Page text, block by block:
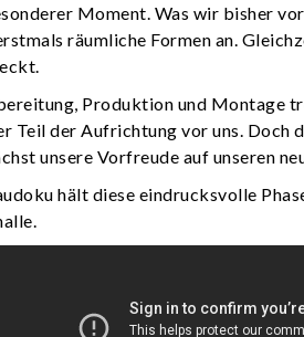
Moment. Was wir bisher
räumliche Formen an.
Produktion und Montage
Teil der Aufrichtung vor uns. Doch
unsere Vorfreude auf unseren
hält diese eindrucksvolle